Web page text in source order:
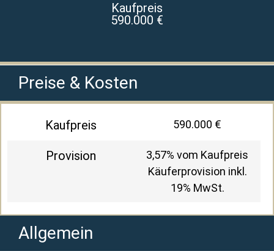
Kaufpreis
590.000 €
Preise & Kosten
Kaufpreis 590.000 €
Provision
3,57% vom Kaufpreis
Käuferprovision inkl.
19% MwSt.
Allgemein